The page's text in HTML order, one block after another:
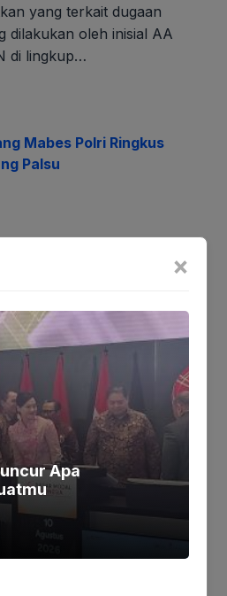
yang terkait dugaan
dilakukan oleh inisial AA
di lingkup…
Mabes Polri Ringkus
Palsu
– Direktorat
Khusus
Polri meringkus tiga
uang palsu. Ketiganya A,
×
Apa